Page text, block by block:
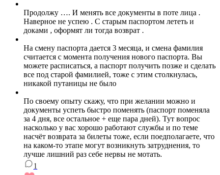
Продолжу …. И менять все документы в поте лица .
Наверное не успею . С старым паспортом лететь и
доками , оформят ли тогда возврат .
На смену паспорта дается 3 месяца, и смена фамилия
считается с момента получения нового паспорта. Вы
можете расписаться, а паспорт получить позже и сделать
все под старой фамилией, тоже с этим столкнулась,
никакой путаницы не было
По своему опыту скажу, что при желании можно и
документы успеть быстро поменять (паспорт поменяла
за 4 дня, все остальное + еще пара дней). Тут вопрос
насколько у вас хорошо работают службы и по теме
насчёт возврата за билеты тоже, если поедполагаете, что
на каком-то этапе могут возникнуть затруднения, то
лучше лишний раз себе нервы не мотать.
1